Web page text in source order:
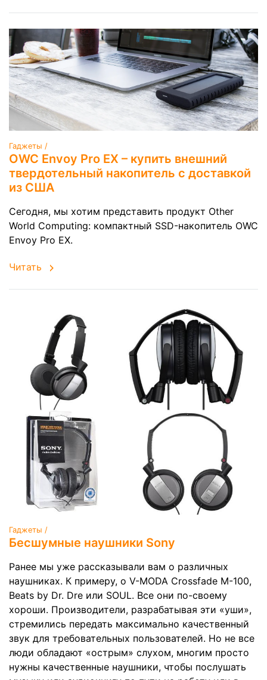
Гаджеты /
OWC Envoy Pro EX – купить внешний
твердотельный накопитель с доставкой
из США
Сегодня, мы хотим представить продукт Other
World Computing: компактный SSD-накопитель OWC
Envoy Pro EX.
Читать
Гаджеты /
Бесшумные наушники Sony
Ранее мы уже рассказывали вам о различных
наушниках. К примеру, о V-MODA Crossfade M-100,
Beats by Dr. Dre или SOUL. Все они по-своему
хороши. Производители, разрабатывая эти «уши»,
стремились передать максимально качественный
звук для требовательных пользователей. Но не все
люди обладают «острым» слухом, многим просто
нужны качественные наушники, чтобы послушать